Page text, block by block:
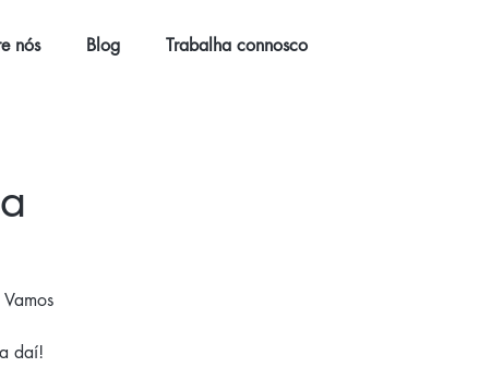
nós Blog Trabalha connosco
daí!